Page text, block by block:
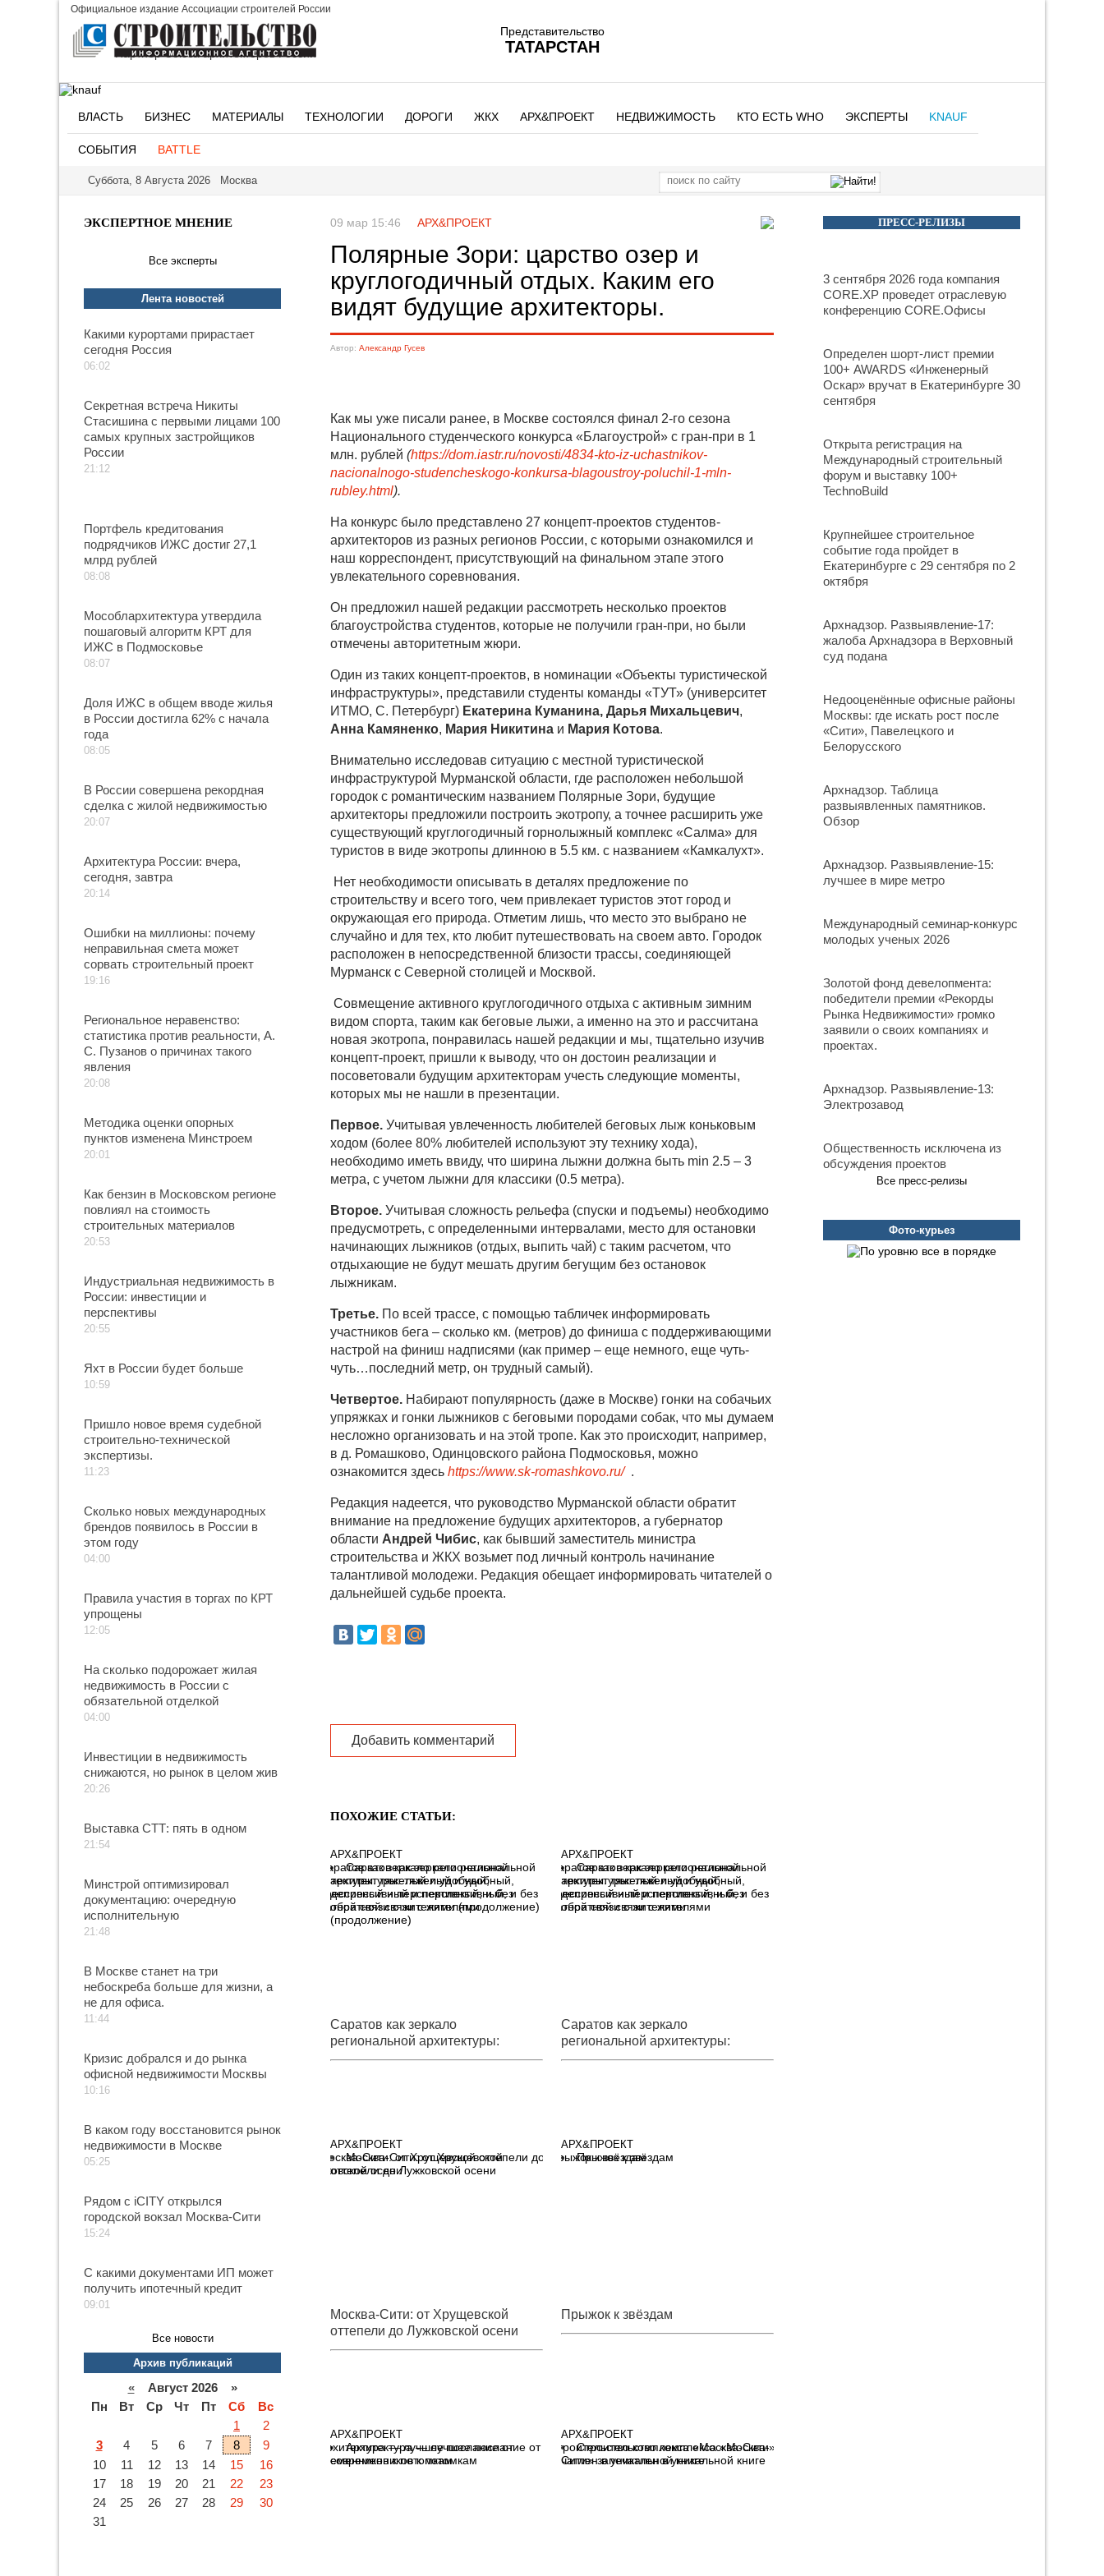
Официальное издание Ассоциации строителей России
Партнер Союза архитекторов России
Представительство
ТАТАРСТАН
ВЛАСТЬ БИЗНЕС МАТЕРИАЛЫ ТЕХНОЛОГИИ ДОРОГИ ЖКХ АРХ&ПРОЕКТ НЕДВИЖИМОСТЬ КТО ЕСТЬ WHO ЭКСПЕРТЫ KNAUF
СОБЫТИЯ BATTLE
Суббота, 8 Августа 2026 Москва
ЭКСПЕРТНОЕ МНЕНИЕ
Все эксперты
Лента новостей
Какими курортами прирастает
сегодня Россия
06:02
Секретная встреча Никиты
Стасишина с первыми лицами 100
самых крупных застройщиков
России
21:12
Портфель кредитования
подрядчиков ИЖС достиг 27,1
млрд рублей
08:08
Мособлархитектура утвердила
пошаговый алгоритм КРТ для
ИЖС в Подмосковье
08:07
Доля ИЖС в общем вводе жилья
в России достигла 62% с начала
года
08:05
В России совершена рекордная
сделка с жилой недвижимостью
20:07
Архитектура России: вчера,
сегодня, завтра
20:14
Ошибки на миллионы: почему
неправильная смета может
сорвать строительный проект
19:16
Региональное неравенство:
статистика против реальности, А.
С. Пузанов о причинах такого
явления
20:08
Методика оценки опорных
пунктов изменена Минстроем
20:01
Как бензин в Московском регионе
повлиял на стоимость
строительных материалов
20:53
Индустриальная недвижимость в
России: инвестиции и
перспективы
20:55
Яхт в России будет больше
10:59
Пришло новое время судебной
строительно-технической
экспертизы.
11:23
Сколько новых международных
брендов появилось в России в
этом году
04:00
Правила участия в торгах по КРТ
упрощены
12:05
На сколько подорожает жилая
недвижимость в России с
обязательной отделкой
04:00
Инвестиции в недвижимость
снижаются, но рынок в целом жив
20:26
Выставка СТТ: пять в одном
21:54
Минстрой оптимизировал
документацию: очередную
исполнительную
21:48
В Москве станет на три
небоскреба больше для жизни, а
не для офиса.
11:44
Кризис добрался и до рынка
офисной недвижимости Москвы
10:16
В каком году восстановится рынок
недвижимости в Москве
05:25
Рядом с iCITY открылся
городской вокзал Москва-Сити
15:24
С какими документами ИП может
получить ипотечный кредит
09:01
Все новости
Архив публикаций
«Август 2026 »
Пн
Вт Ср Чт Пт Сб
Вс
1
2
3
4 5 6 7 8
9
10
11 12 13 14 15
16
17
18 19 20 21 22
23
24
25 26 27 28 29
30
31
09 мар 15:46 АРХ&ПРОЕКТ
Полярные Зори: царство озер и
круглогодичный отдых. Каким его
видят будущие архитекторы.
Автор: Александр Гусев
Как мы уже писали ранее, в Москве состоялся финал 2-го сезона
Национального студенческого конкурса «Благоустрой» с гран-при в 1
млн. рублей (https://dom.iastr.ru/novosti/4834-kto-iz-uchastnikov-
nacionalnogo-studencheskogo-konkursa-blagoustroy-poluchil-1-mln-
rubley.html).
На конкурс было представлено 27 концепт-проектов студентов-
архитекторов из разных регионов России, с которыми ознакомился и
наш корреспондент, присутствующий на финальном этапе этого
увлекательного соревнования.
Он предложил нашей редакции рассмотреть несколько проектов
благоустройства студентов, которые не получили гран-при, но были
отмечены авторитетным жюри.
Один из таких концепт-проектов, в номинации «Объекты туристической
инфраструктуры», представили студенты команды «ТУТ» (университет
ИТМО, С. Петербург) Екатерина Куманина, Дарья Михальцевич,
Анна Камяненко, Мария Никитина и Мария Котова.
Внимательно исследовав ситуацию с местной туристической
инфраструктурой Мурманской области, где расположен небольшой
городок с романтическим названием Полярные Зори, будущие
архитекторы предложили построить экотропу, а точнее расширить уже
существующий круглогодичный горнолыжный комплекс «Салма» для
туристов в виде экотропы длинною в 5.5 км. с названием «Камкалухт».
Нет необходимости описывать в деталях предложение по
строительству и всего того, чем привлекает туристов этот город и
окружающая его природа. Отметим лишь, что место это выбрано не
случайно и для тех, кто любит путешествовать на своем авто. Городок
расположен в непосредственной близости трассы, соединяющей
Мурманск с Северной столицей и Москвой.
Совмещение активного круглогодичного отдыха с активным зимним
видом спорта, таким как беговые лыжи, а именно на это и рассчитана
новая экотропа, понравилась нашей редакции и мы, тщательно изучив
концепт-проект, пришли к выводу, что он достоин реализации и
посоветовали будущим архитекторам учесть следующие моменты,
которых мы не нашли в презентации.
Первое. Учитывая увлеченность любителей беговых лыж коньковым
ходом (более 80% любителей используют эту технику хода),
необходимо иметь ввиду, что ширина лыжни должна быть min 2.5 – 3
метра, с учетом лыжни для классики (0.5 метра).
Второе. Учитывая сложность рельефа (спуски и подъемы) необходимо
предусмотреть, с определенными интервалами, место для остановки
начинающих лыжников (отдых, выпить чай) с таким расчетом, что
отдыхающие не будут мешать другим бегущим без остановок
лыжникам.
Третье. По всей трассе, с помощью табличек информировать
участников бега – сколько км. (метров) до финиша с поддерживающими
настрой на финиш надписями (как пример – еще немного, еще чуть-
чуть…последний метр, он трудный самый).
Четвертое. Набирают популярность (даже в Москве) гонки на собачьих
упряжках и гонки лыжников с беговыми породами собак, что мы думаем
несложно организовать и на этой тропе. Как это происходит, например,
в д. Ромашково, Одинцовского района Подмосковья, можно
ознакомится здесь https://www.sk-romashkovo.ru/ .
Редакция надеется, что руководство Мурманской области обратит
внимание на предложение будущих архитекторов, а губернатор
области Андрей Чибис, как бывший заместитель министра
строительства и ЖКХ возьмет под личный контроль начинание
талантливой молодежи. Редакция обещает информировать читателей о
дальнейшей судьбе проекта.
Добавить комментарий
ПОХОЖИЕ СТАТЬИ:
АРХ&ПРОЕКТ
Саратов как зеркало региональной
архитектуры: тяжелый и удобный,
депрессивный и перспективный, и без
обратной связи с жителями
(продолжение)
Саратов как зеркало
региональной архитектуры:
тяжелый и удобный,
АРХ&ПРОЕКТ
Саратов как зеркало региональной
архитектуры: тяжелый и удобный,
депрессивный и перспективный, и без
обратной связи с жителями
Саратов как зеркало
региональной архитектуры:
тяжелый и удобный,
АРХ&ПРОЕКТ
Москва-Сити: от Хрущевской
оттепели до Лужковской осени
Москва-Сити: от Хрущевской
оттепели до Лужковской осени
АРХ&ПРОЕКТ
Прыжок к звёздам
Прыжок к звёздам
АРХ&ПРОЕКТ
Архитектура — лучшее послание от
современников к потомкам
АРХ&ПРОЕКТ
Строительство комплекса «Москва-
Сити» запечатлен в уникальной книге
ПРЕСС-РЕЛИЗЫ
3 сентября 2026 года компания
CORE.XP проведет отраслевую
конференцию CORE.Офисы
Определен шорт-лист премии
100+ AWARDS «Инженерный
Оскар» вручат в Екатеринбурге 30
сентября
Открыта регистрация на
Международный строительный
форум и выставку 100+
TechnoBuild
Крупнейшее строительное
событие года пройдет в
Екатеринбурге с 29 сентября по 2
октября
Архнадзор. Развыявление-17:
жалоба Архнадзора в Верховный
суд подана
Недооценённые офисные районы
Москвы: где искать рост после
«Сити», Павелецкого и
Белорусского
Архнадзор. Таблица
развыявленных памятников.
Обзор
Архнадзор. Развыявление-15:
лучшее в мире метро
Международный семинар-конкурс
молодых ученых 2026
Золотой фонд девелопмента:
победители премии «Рекорды
Рынка Недвижимости» громко
заявили о своих компаниях и
проектах.
Архнадзор. Развыявление-13:
Электрозавод
Общественность исключена из
обсуждения проектов
Все пресс-релизы
Фото-курьез